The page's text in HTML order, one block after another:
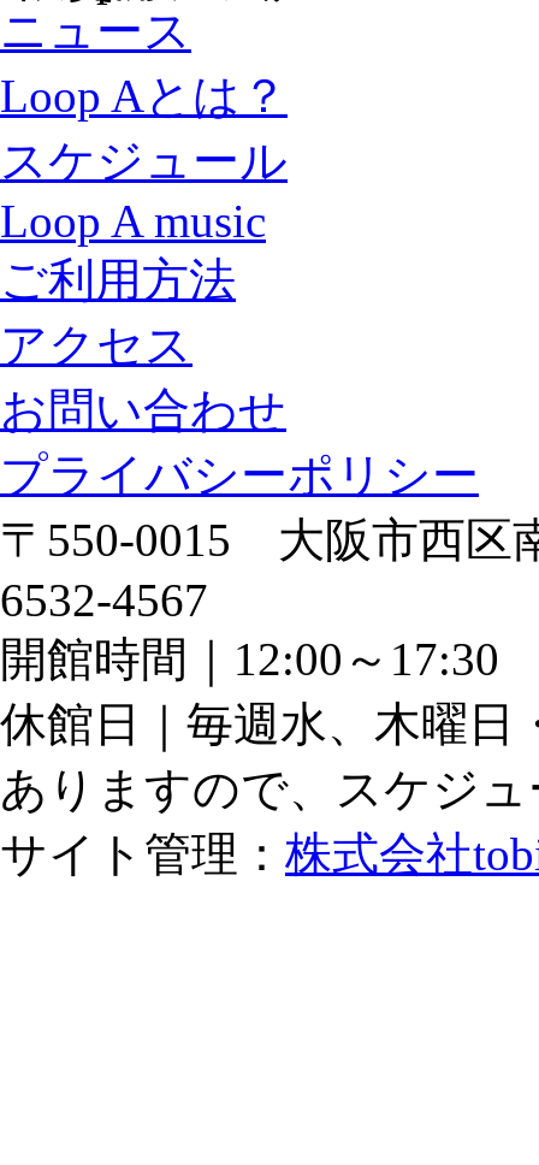
ニュース
Loop Aとは？
スケジュール
Loop A music
ご利用方法
アクセス
お問い合わせ
プライバシーポリシー
〒550-0015 大阪市西
6532-4567
開館時間｜12:00～
休館日｜毎週水、木曜日
ありますので、スケジ
サイト管理： 株式会社